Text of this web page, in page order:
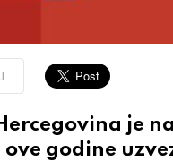
je
godine